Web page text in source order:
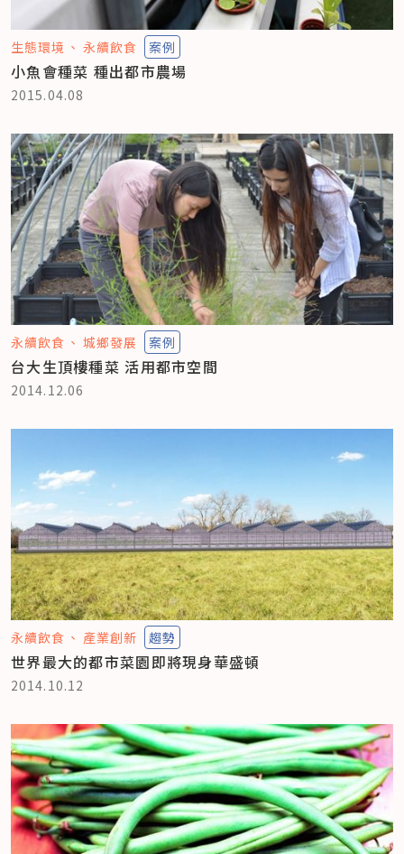
生態環境 永續飲食 案例
小魚會種菜 種出都市農場
2015.04.08
永續飲食 城鄉發展 案例
台大生頂樓種菜 活用都市空間
2014.12.06
永續飲食 產業創新 趨勢
世界最大的都市菜園即將現身華盛頓
2014.10.12